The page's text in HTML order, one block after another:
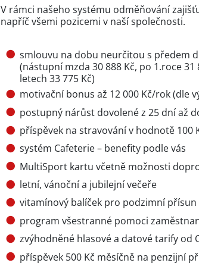
V rámci našeho systému odměňování
napříč všemi pozicemi v naší společnosti.
smlouvu na dobu neurčitou s předem
(nástupní mzda 30 888 Kč, po 1.roce 31
letech 33 775 Kč)
motivační bonus až 12 000 Kč/rok (dle
postupný nárůst dovolené z 25 dní až
příspěvek na stravování v hodnotě 100
systém Cafeterie – benefity podle vás
MultiSport kartu včetně možnosti
letní, vánoční a jubilejní večeře
vitamínový balíček pro podzimní přísun
program všestranné pomoci
zvýhodněné hlasové a datové tarify od
příspěvek 500 Kč měsíčně na penzijní